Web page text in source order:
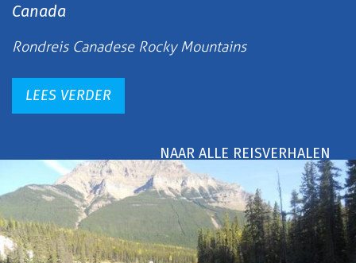
Canada
Rondreis Canadese Rocky Mountains
LEES VERDER
NAAR ALLE REISVERHALEN